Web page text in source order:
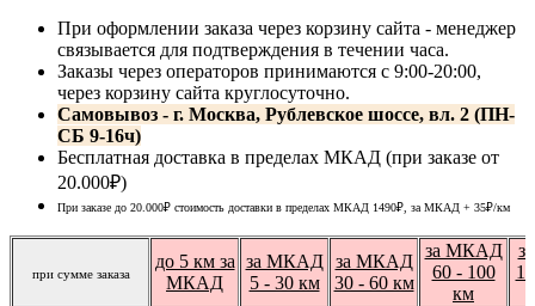
При оформлении заказа через корзину сайта - менеджер
связывается для подтверждения в течении часа.
Заказы через операторов принимаются с 9:00-20:00,
через корзину сайта круглосуточно.
Самовывоз - г. Москва, Рублевское шоссе, вл. 2 (ПН-
СБ 9-16ч)
Бесплатная доставка в пределах МКАД (при заказе от
20.000₽)
При заказе до 20.000₽ стоимость доставки в пределах МКАД 1490₽, за МКАД + 35₽/км
при сумме заказа
до 5 км за
МКАД
за МКАД
5 - 30 км
за МКАД
30 - 60 км
за МКАД
60 - 100
км